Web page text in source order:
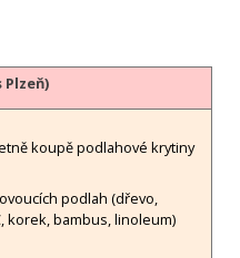
koupě podlahové krytiny
podlah (dřevo,
korek, bambus, linoleum)